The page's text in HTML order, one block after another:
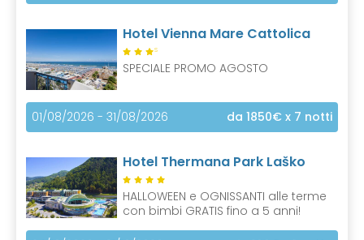
Hotel Vienna Mare Cattolica
S
SPECIALE PROMO AGOSTO
01/08/2026 - 31/08/2026 da 1850€ x 7 notti
Hotel Thermana Park Laško
HALLOWEEN e OGNISSANTI alle terme
con bimbi GRATIS fino a 5 anni!